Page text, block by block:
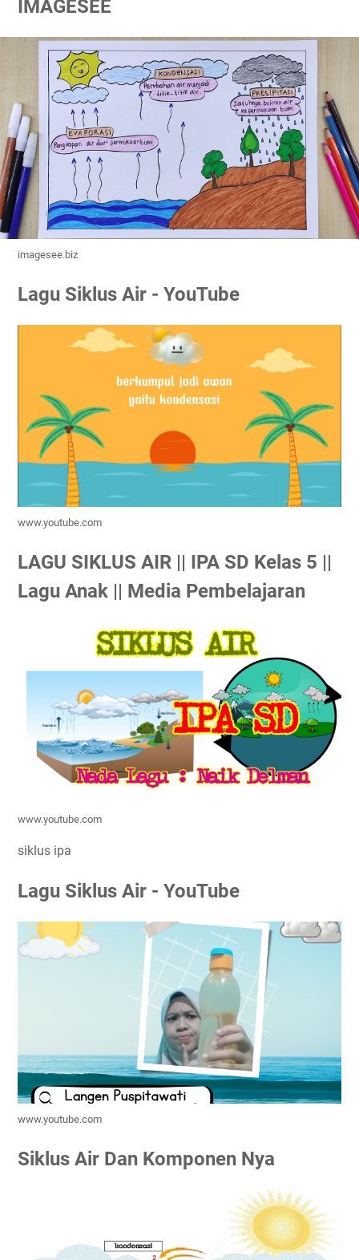
IMAGESEE
imagesee.biz
Lagu Siklus Air - YouTube
www.youtube.com
LAGU SIKLUS AIR || IPA SD Kelas 5 ||
Lagu Anak || Media Pembelajaran
www.youtube.com
siklus ipa
Lagu Siklus Air - YouTube
www.youtube.com
Siklus Air Dan Komponen Nya